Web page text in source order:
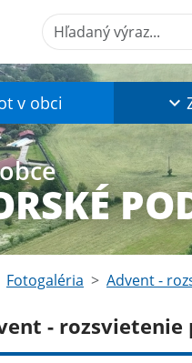
Hľadaný výraz...
v obci
Fotogaléria Advent -
- rozsvietenie